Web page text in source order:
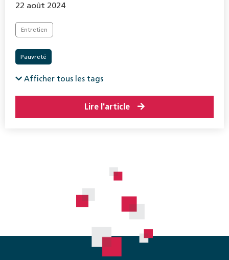
22 août 2024
Entretien
Pauvreté
Afficher tous les tags
Lire l'article